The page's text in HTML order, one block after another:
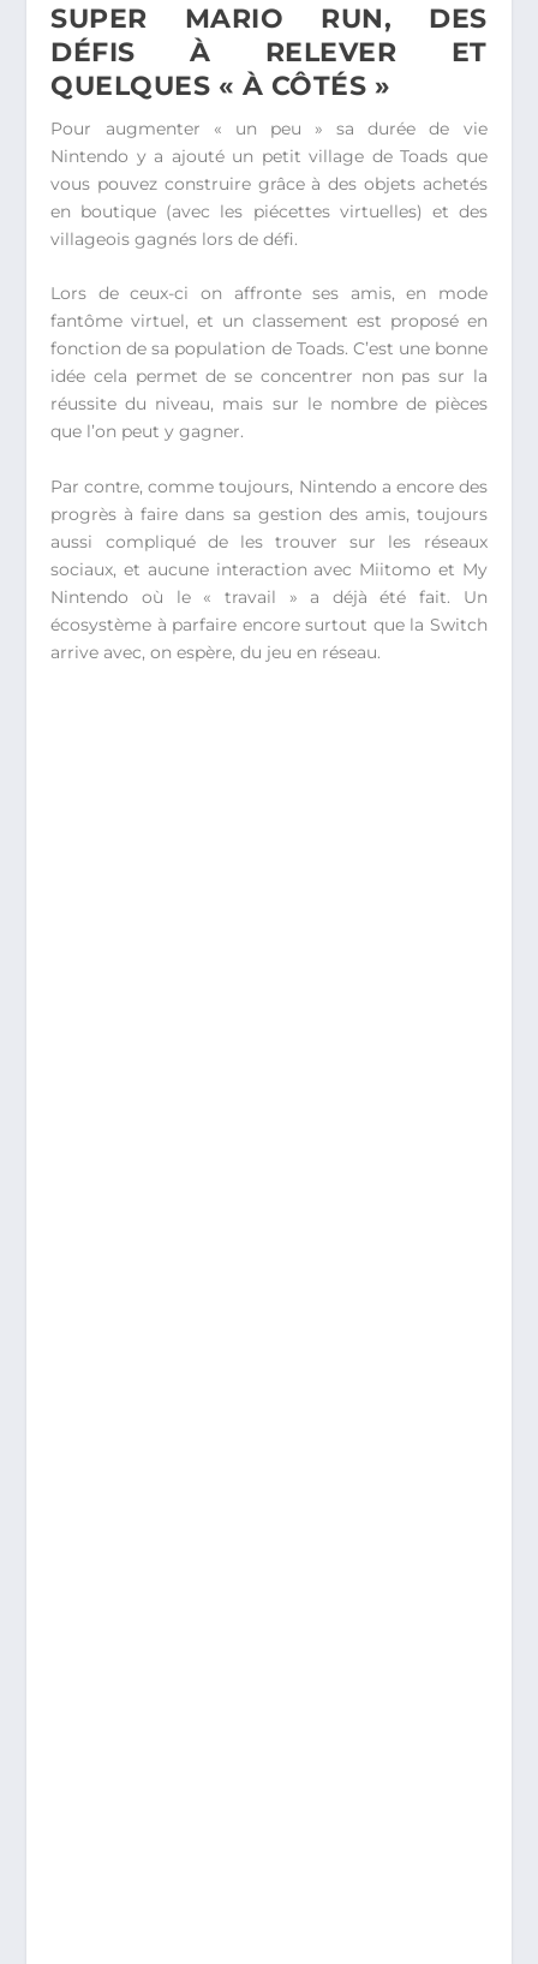
SUPER MARIO RUN, DES
DÉFIS À RELEVER ET
QUELQUES « À CÔTÉS »
Pour augmenter « un peu » sa durée de vie
Nintendo y a ajouté un petit village de Toads que
vous pouvez construire grâce à des objets achetés
en boutique (avec les piécettes virtuelles) et des
villageois gagnés lors de défi.
Lors de ceux-ci on affronte ses amis, en mode
fantôme virtuel, et un classement est proposé en
fonction de sa population de Toads. C’est une bonne
idée cela permet de se concentrer non pas sur la
réussite du niveau, mais sur le nombre de pièces
que l’on peut y gagner.
Par contre, comme toujours, Nintendo a encore des
progrès à faire dans sa gestion des amis, toujours
aussi compliqué de les trouver sur les réseaux
sociaux, et aucune interaction avec Miitomo et My
Nintendo où le « travail » a déjà été fait. Un
écosystème à parfaire encore surtout que la Switch
arrive avec, on espère, du jeu en réseau.